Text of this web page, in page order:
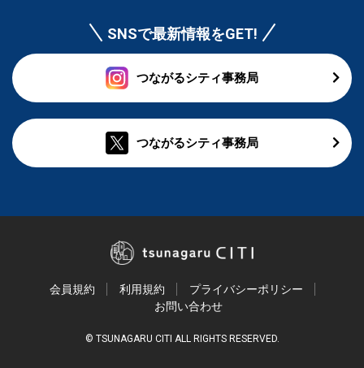
SNSで最新情報をGET!
つながるシティ事務局
つながるシティ事務局
会員規約 利用規約
プライバシーポリシー
お問い合わせ
© TSUNAGARU CITI ALL RIGHTS RESERVED.